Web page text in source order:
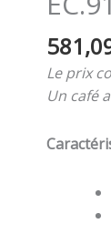
Le prix
Un café
LA
ARTE